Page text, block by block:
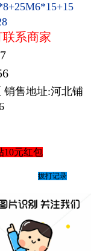
系商家
销售地址:河北铺
10元红包
拔打记录